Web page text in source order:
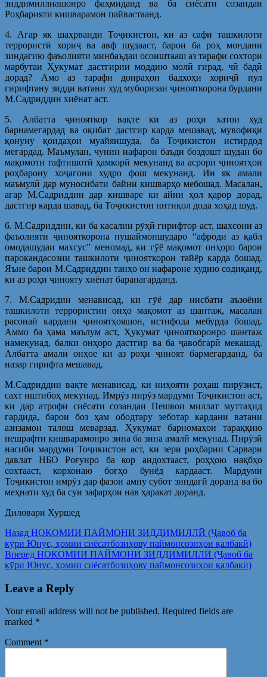
зиддимиллиашонро фаҳмиданд ва ба сиёсати созандаи
Роҳбарияти кишварамон пайвастаанд.
4. Агар як шаҳрванди Тоҷикистон, ки аз сафи ташкилоти
террористӣ хориҷ ва авф шудааст, барои ба роҳ мондани
зиндагию фаъолияти минбаъдаи осоиштааш аз тарафи сохтори
марбутаи Ҳукумат дастгирии моддию молӣ гирад, чӣ бадӣ
дорад? Амо аз тарафи доираҳои бадхоҳи хориҷӣ пул
гирифтану зидди ватани худ муборизаи ҷинояткорона бурдани
М.Садриддин хиёнат аст.
5. Албатта ҷинояткор вақте ки аз роҳи хатои худ
барнамегардад ва оқибат дастгир карда мешавад, мувофиқи
қонуну қоидаҳои муайяншуда, ба Тоҷикистон истирдод
мегардад. Маъмулан, чунин нафарон баъди боздошт шудан бо
мақомоти тафтишотӣ ҳамкорӣ мекунанд ва асрори ҷиноятҳои
роҳбарону хоҷагони худро фош мекунанд. Ин як амали
маъмулӣ дар муносибати байни кишварҳо мебошад. Масалан,
агар М.Садриддин дар кишваре ки айни ҳол қарор дорад,
дастгир карда шавад, ба Тоҷикистон интиқол дода хоҳад шуд.
6. М.Садриддин, ки ба касалии рӯҳӣ гирифтор аст, шахсони аз
фаъолияти ҷинояткорона пушаймоншударо “афроди аз қабл
омодашудаи махсус” меномад, ки гӯё мақомот онҳоро барои
парокандасозии ташкилоти ҷинояткорон тайёр карда бошад.
Яъне барои М.Садриддин танҳо он нафароне худию содиқанд,
ки аз роҳи ҷинояту хиёнат баранагарданд.
7. М.Садридин менависад, ки гӯё дар нисбати аъзоёни
ташкилоти террористии онҳо мақомот аз шантаж, масалан
расонаӣ кардани ҷиноятҳояшон, истифода мебурда бошад.
Аммо ба ҳама маълум аст, Ҳукумат ҷинояткоронро шантаж
намекунад, балки онҳоро дастгир ва ба ҷавобгарӣ мекашад.
Албатта амали онҳое ки аз роҳи ҷиноят бармегарданд, ба
назар гирифта мешавад.
М.Садриддин вақте менависад, ки ниҳояти роҳаш пирӯзист,
сахт иштибоҳ мекунад. Имрӯз пирӯз мардуми Тоҷикистон аст,
ки дар атрофи сиёсати созандаи Пешвои миллат муттаҳид
гардида, барои боз ҳам ободтару зеботар кардани ватани
азизамон талош меварзад. Ҳукумат барномаҳои тараққию
пешрафти кишварамонро зина ба зина амалӣ мекунад. Пирӯзӣ
насиби мардуми Тоҷикистон аст, ки зери роҳбарии Сарвари
давлат НБО Роғунро ба кор андохтааст, роҳҳою нақбҳо
сохтааст, корхонаю боғҳо бунёд кардааст. Мардуми
Тоҷикистон имрӯз дар фазои амну субот зиндагӣ доранд ва бо
меҳнати худ ба суи зафарҳои нав ҳаракат доранд.
Диловари Хуршед
Post
navigation
Назад Предыдущая
запись:
НОКОМИИ ПАЙМОНИ ЗИДДИМИЛЛӢ (Ҷавоб ба
кӯри Юнус, ҳомии сиёсатбозиҳову паймонсозиҳои қалбакӣ)
Вперед Следующая
запись:
НОКОМИИ ПАЙМОНИ ЗИДДИМИЛЛӢ (Ҷавоб ба
кӯри Юнус, ҳомии сиёсатбозиҳову паймонсозиҳои қалбакӣ)
Leave a Reply
Your email address will not be published. Required fields are
marked *
Comment *